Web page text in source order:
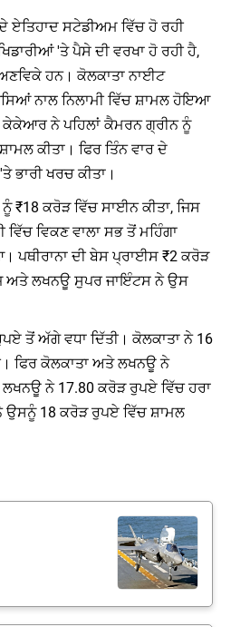
ਏਤਿਹਾਦ ਸਟੇਡੀਅਮ ਵਿੱਚ ਹੋ ਰਹੀ
'ਤੇ ਪੈਸੇ ਦੀ ਵਰਖਾ ਹੋ ਰਹੀ ਹੈ,
ਹਨ। ਕੋਲਕਾਤਾ ਨਾਈਟ
ਨਾਲ ਨਿਲਾਮੀ ਵਿੱਚ ਸ਼ਾਮਲ ਹੋਇਆ
ਕੇਕੇਆਰ ਨੇ ਪਹਿਲਾਂ ਕੈਮਰਨ ਗ੍ਰੀਨ ਨੂੰ
ਕੀਤਾ। ਫਿਰ ਤਿੰਨ ਵਾਰ ਦੇ
ਭਾਰੀ ਖਰਚ ਕੀਤਾ।
ਨੂੰ ₹18 ਕਰੋੜ ਵਿੱਚ ਸਾਈਨ ਕੀਤਾ, ਜਿਸ
ਵਿਕਣ ਵਾਲਾ ਸਭ ਤੋਂ ਮਹਿੰਗਾ
ਪਥੀਰਾਨਾ ਦੀ ਬੇਸ ਪ੍ਰਾਈਸ ₹2 ਕਰੋੜ
ਅਤੇ ਲਖਨਊ ਸੁਪਰ ਜਾਇੰਟਸ ਨੇ ਉਸ
ਤੋਂ ਅੱਗੇ ਵਧਾ ਦਿੱਤੀ। ਕੋਲਕਾਤਾ ਨੇ 16
ਫਿਰ ਕੋਲਕਾਤਾ ਅਤੇ ਲਖਨਊ ਨੇ
ਨੇ 17.80 ਕਰੋੜ ਰੁਪਏ ਵਿੱਚ ਹਰਾ
ਉਸਨੂੰ 18 ਕਰੋੜ ਰੁਪਏ ਵਿੱਚ ਸ਼ਾਮਲ